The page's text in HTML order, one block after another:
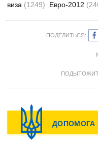
виза (1249) Евро-2012
ПОДЕЛИТЬСЯ: